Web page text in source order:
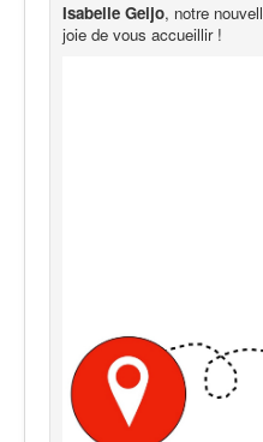
Isabelle Geijo, notre
joie de vous accueillir !